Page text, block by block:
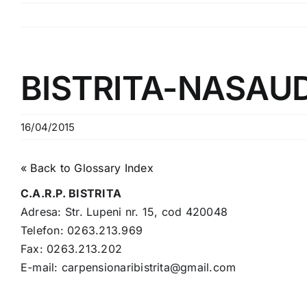
BISTRITA-
16/04/2015
« Back to Glossary Index
C.A.R.P. BISTRITA
Adresa: Str. Lupeni nr. 15, cod 420048
Telefon: 0263.213.969
Fax: 0263.213.202
E-mail: carpensionaribistrita@gmail.com